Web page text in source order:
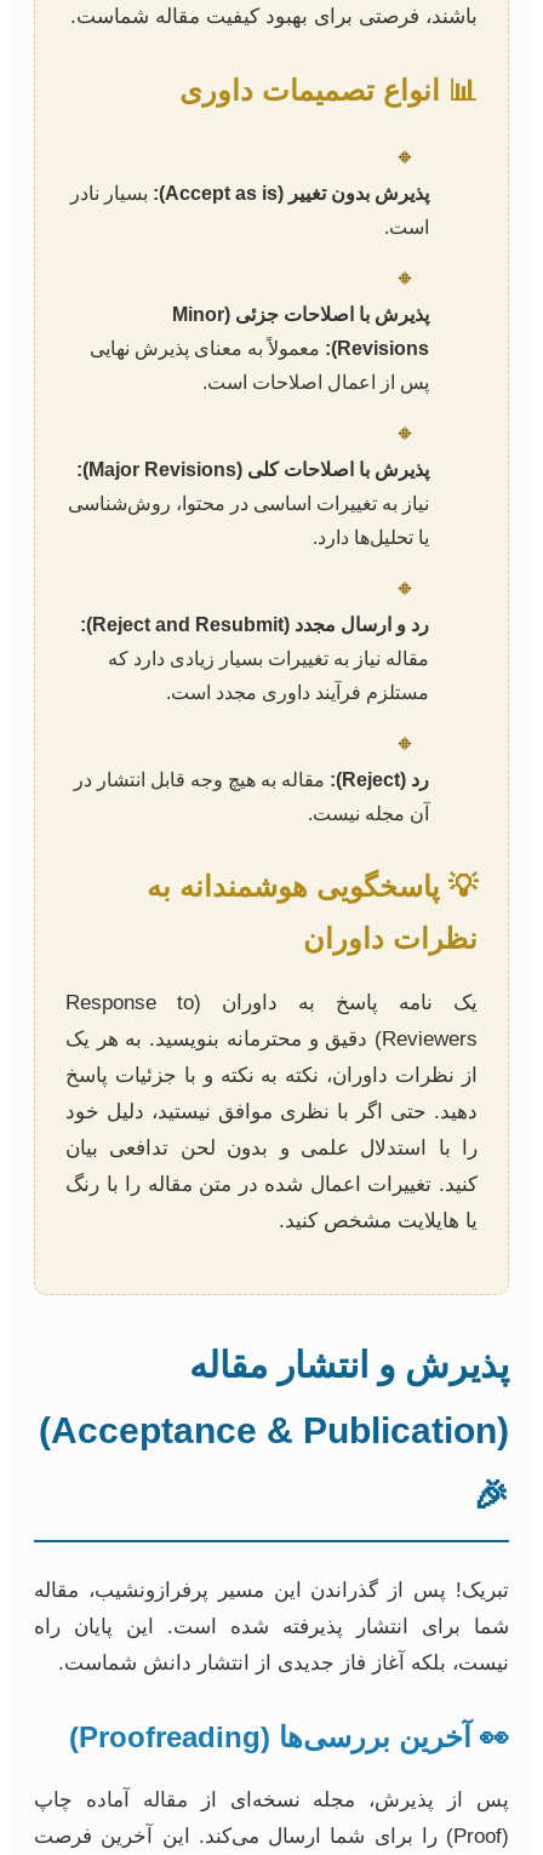
باشند، فرصتی برای بهبود کیفیت مقاله شماست.
📊 انواع تصمیمات داوری
🔸
پذیرش بدون تغییر (Accept as is):
بسیار نادر
است.
🔸
پذیرش با اصلاحات جزئی (Minor
Revisions):
معمولاً به معنای پذیرش نهایی
پس از اعمال اصلاحات است.
🔸
پذیرش با اصلاحات کلی (Major Revisions):
نیاز به تغییرات اساسی در محتوا، روش‌شناسی
یا تحلیل‌ها دارد.
🔸
رد و ارسال مجدد (Reject and Resubmit):
مقاله نیاز به تغییرات بسیار زیادی دارد که
مستلزم فرآیند داوری مجدد است.
🔸
رد (Reject):
مقاله به هیچ وجه قابل انتشار در
آن مجله نیست.
💡 پاسخگویی هوشمندانه به
نظرات داوران
یک نامه پاسخ به داوران (Response to
Reviewers) دقیق و محترمانه بنویسید. به هر یک
از نظرات داوران، نکته به نکته و با جزئیات پاسخ
دهید. حتی اگر با نظری موافق نیستید، دلیل خود
را با استدلال علمی و بدون لحن تدافعی بیان
کنید. تغییرات اعمال شده در متن مقاله را با رنگ
یا هایلایت مشخص کنید.
پذیرش و انتشار مقاله
(Acceptance & Publication)
🎉
تبریک! پس از گذراندن این مسیر پرفرازونشیب، مقاله
شما برای انتشار پذیرفته شده است. این پایان راه
نیست، بلکه آغاز فاز جدیدی از انتشار دانش شماست.
👀 آخرین بررسی‌ها (Proofreading)
پس از پذیرش، مجله نسخه‌ای از مقاله آماده چاپ
(Proof) را برای شما ارسال می‌کند. این آخرین فرصت